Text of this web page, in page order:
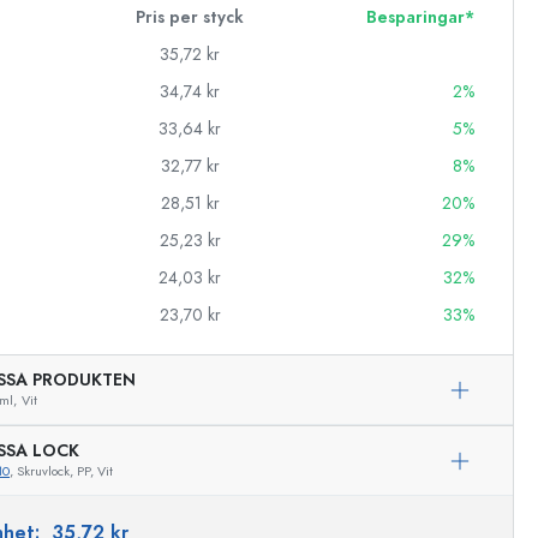
Pris per styck
Besparingar*
35,72 kr
34,74 kr
2%
33,64 kr
5%
32,77 kr
8%
28,51 kr
20%
25,23 kr
29%
24,03 kr
32%
23,70 kr 33%
PRODUKTEN
Vit
LOCK
, Skruvlock, PP, Vit